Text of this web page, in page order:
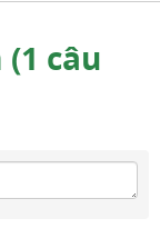
câu